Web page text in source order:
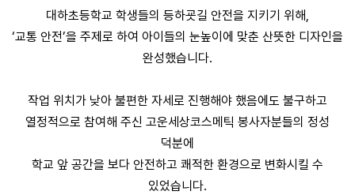
대하초등학교 학생들의 등하굣길 안전을 지키기 위해,
‘교통 안전’을 주제로 하여 아이들의 눈높이에 맞춘 산뜻한 디자인을
완성했습니다.
작업 위치가 낮아 불편한 자세로 진행해야 했음에도 불구하고
열정적으로 참여해 주신 고운세상코스메틱 봉사자분들의 정성
덕분에
학교 앞 공간을 보다 안전하고 쾌적한 환경으로 변화시킬 수
있었습니다.